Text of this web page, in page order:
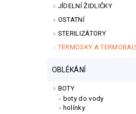
JÍDELNÍ ŽIDLIČKY
OSTATNÍ
STERILIZÁTORY
TERMOSKY A
OBLÉKÁNÍ
BOTY
boty do vody
holínky